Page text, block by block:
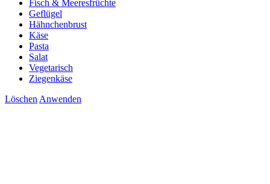
Fisch & Meeresfrüchte
Geflügel
Hähnchenbrust
Käse
Pasta
Salat
Vegetarisch
Ziegenkäse
Löschen Anwenden